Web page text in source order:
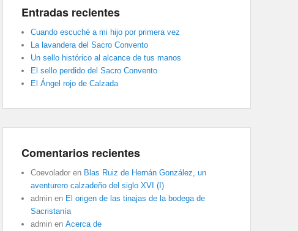
Entradas recientes
Cuando escuché a mi hijo por primera vez
La lavandera del Sacro Convento
Un sello histórico al alcance de tus manos
El sello perdido del Sacro Convento
El Ángel rojo de Calzada
Comentarios recientes
Coevolador en Blas Ruiz de Hernán González, un
aventurero calzadeño del siglo XVI (I)
admin en El origen de las tinajas de la bodega de
Sacristanía
admin en Acerca de